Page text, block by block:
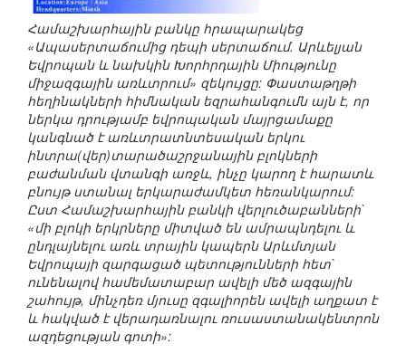
Համաշխարհային բանկը հրապարակեց
«Ապասերտաճումից դեպի սերտաճում. Արևելյան
Եվրոպան և նախկին Խորհրդային Միությունը
միջազգային առևտրում» զեկույցը: Փաստաթղթի
հեղինակների հիմնական եզրահանգումն այն է, որ
ներկա դրությամբ եվրոպական մայրցամաքը
կանգնած է առևտրատնտեսական երկու
ինտրա(վեր)տարածաշրջանային բլոկների
բաժանման վտանգի առջև, ինչը կարող է հարատև
բնույթ ստանալ երկարաժամկետ հեռանկարում:
Ըստ Համաշխարհային բանկի վերլուծաբանների`
«մի բլոկի երկրները միտված են ամրապնդելու և
ընդլայնելու առև տրային կապերն Արևմտյան
Եվրոպայի զարգացած պետությունների հետ`
ունենալով համեմատաբար ավելի մեծ ազգային
շահույթ, մինչդեռ մյուսը զգալիորեն ավելի աղքատ է
և հակված է վերադառնալու ռուսաստանակենտրոն
ազդեցության գոտի»: